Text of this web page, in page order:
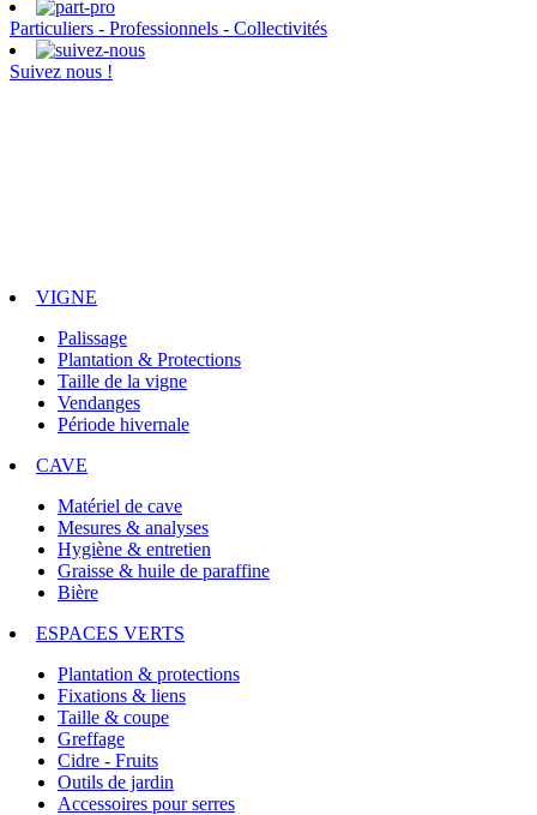
Particuliers - Professionnels - Collectivités
Suivez nous !
VIGNE
Palissage
Plantation & Protections
Taille de la vigne
Vendanges
Période hivernale
CAVE
Matériel de cave
Mesures & analyses
Hygiène & entretien
Graisse & huile de paraffine
Bière
ESPACES VERTS
Plantation & protections
Fixations & liens
Taille & coupe
Greffage
Cidre - Fruits
Outils de jardin
Accessoires pour serres